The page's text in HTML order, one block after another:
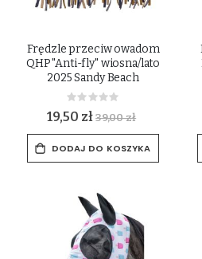
Frędzle przeciw owadom
QHP "Anti-fly" wiosna/lato
2025 Sandy Beach
Rating:
0%
19,50 zł39,00 zł
DODAJ DO KOSZYKA